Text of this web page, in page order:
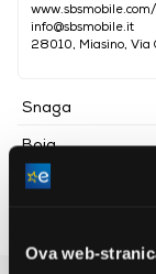
Ova web-
info@sbsmobile.it
28010, Miasino, Via
Snaga
Boja
Težina